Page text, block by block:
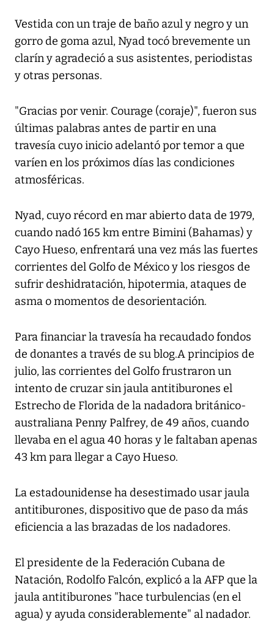
Vestida con un traje de baño azul y negro y un
gorro de goma azul, Nyad tocó brevemente un
clarín y agradeció a sus asistentes, periodistas
y otras personas.
"Gracias por venir. Courage (coraje)", fueron sus
últimas palabras antes de partir en una
travesía cuyo inicio adelantó por temor a que
varíen en los próximos días las condiciones
atmosféricas.
Nyad, cuyo récord en mar abierto data de 1979,
cuando nadó 165 km entre Bimini (Bahamas) y
Cayo Hueso, enfrentará una vez más las fuertes
corrientes del Golfo de México y los riesgos de
sufrir deshidratación, hipotermia, ataques de
asma o momentos de desorientación.
Para financiar la travesía ha recaudado fondos
de donantes a través de su blog.A principios de
julio, las corrientes del Golfo frustraron un
intento de cruzar sin jaula antitiburones el
Estrecho de Florida de la nadadora británico-
australiana Penny Palfrey, de 49 años, cuando
llevaba en el agua 40 horas y le faltaban apenas
43 km para llegar a Cayo Hueso.
La estadounidense ha desestimado usar jaula
antitiburones, dispositivo que de paso da más
eficiencia a las brazadas de los nadadores.
El presidente de la Federación Cubana de
Natación, Rodolfo Falcón, explicó a la AFP que la
jaula antitiburones "hace turbulencias (en el
agua) y ayuda considerablemente" al nadador.